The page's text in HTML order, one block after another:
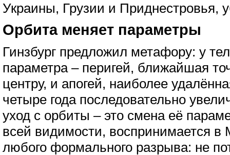
Украины, Грузии и Приднестровья,
Орбита меняет параметры
Гинзбург предложил метафору: у
параметра – перигей, ближайшая
центру, и апогей, наиболее
четыре года последовательно
уход с орбиты – это смена её
всей видимости, воспринимается в
любого формального разрыва: не